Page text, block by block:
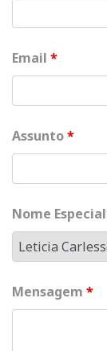
Email *
Assunto*
Nome
Mensagem *